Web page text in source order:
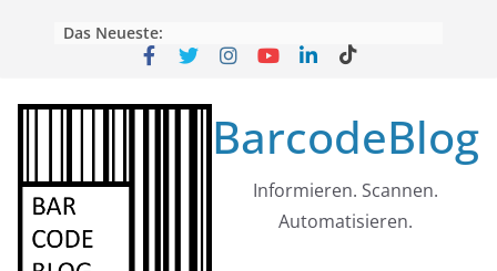
Das Neueste:
BarcodeBlog
Informieren. Scannen.
Automatisieren.